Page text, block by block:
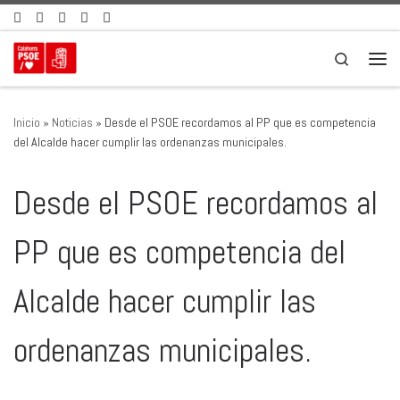
Saltar al contenido
Search
Inicio » Noticias » Desde el PSOE recordamos al PP que es competencia
del Alcalde hacer cumplir las ordenanzas municipales.
Desde el PSOE recordamos al
PP que es competencia del
Alcalde hacer cumplir las
ordenanzas municipales.